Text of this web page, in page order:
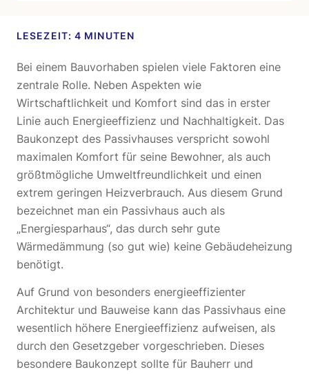
Bei einem Bauvorhaben spielen viele Faktoren eine
zentrale Rolle. Neben Aspekten wie
Wirtschaftlichkeit und Komfort sind das in erster
Linie auch Energieeffizienz und Nachhaltigkeit. Das
Baukonzept des Passivhauses verspricht sowohl
maximalen Komfort für seine Bewohner, als auch
größtmögliche Umweltfreundlichkeit und einen
extrem geringen Heizverbrauch. Aus diesem Grund
bezeichnet man ein Passivhaus auch als
„Energiesparhaus“, das durch sehr gute
Wärmedämmung (so gut wie) keine Gebäudeheizung
benötigt.
Auf Grund von besonders energieeffizienter
Architektur und Bauweise kann das Passivhaus eine
wesentlich höhere Energieeffizienz aufweisen, als
durch den Gesetzgeber vorgeschrieben. Dieses
besondere Baukonzept sollte für Bauherr und